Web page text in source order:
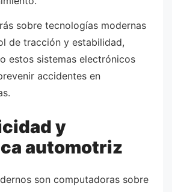
sobre tecnologías modernas
de tracción y estabilidad,
estos sistemas electrónicos
accidentes en
y
automotriz
son computadoras sobre